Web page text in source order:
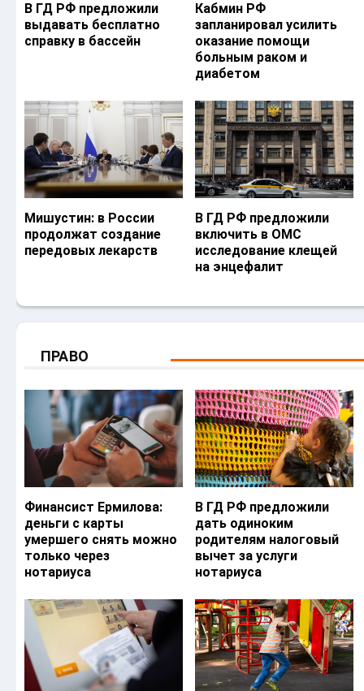
В ГД РФ предложили
выдавать бесплатно
справку в бассейн
Кабмин РФ
запланировал усилить
оказание помощи
больным раком и
диабетом
Мишустин: в России
продолжат создание
передовых лекарств
В ГД РФ предложили
включить в ОМС
исследование клещей
на энцефалит
ПРАВО
Финансист Ермилова:
деньги с карты
умершего снять можно
только через
нотариуса
В ГД РФ предложили
дать одиноким
родителям налоговый
вычет за услуги
нотариуса